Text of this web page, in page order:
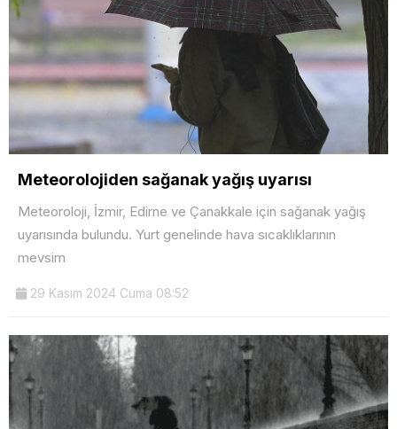
Meteorolojiden sağanak yağış uyarısı
Meteoroloji, İzmir, Edirne ve Çanakkale için sağanak yağış
uyarısında bulundu. Yurt genelinde hava sıcaklıklarının
mevsim
29 Kasım 2024 Cuma 08:52